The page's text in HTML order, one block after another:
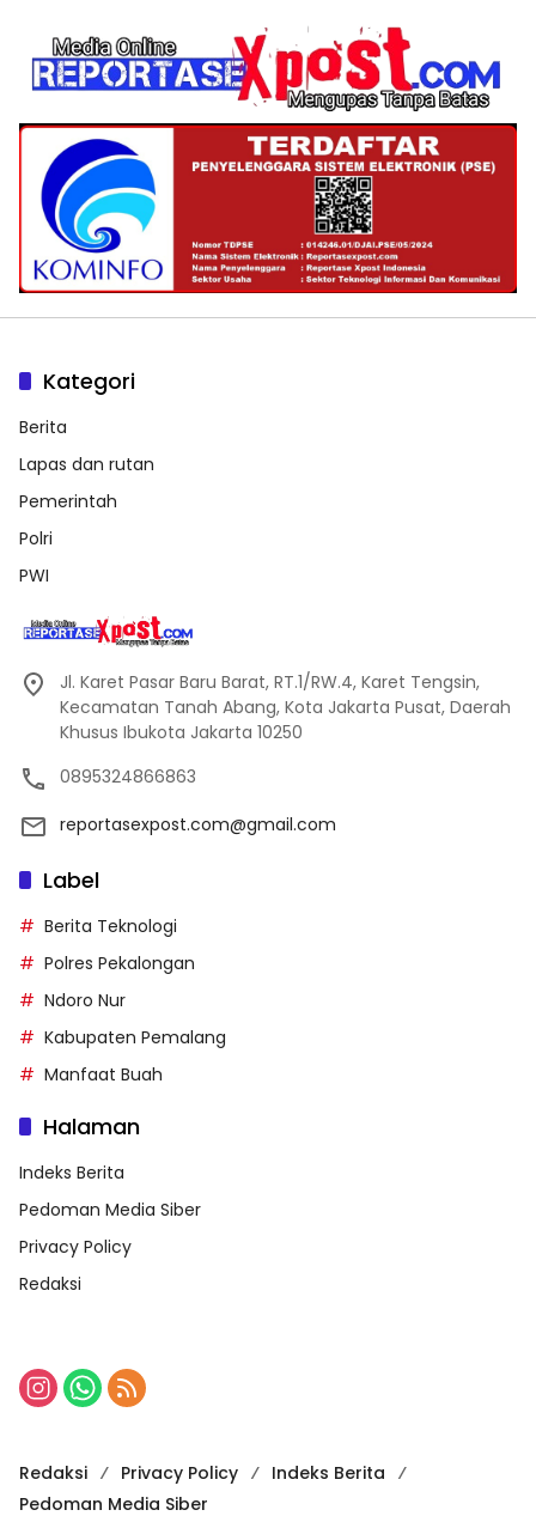
Kategori
Berita
Lapas dan rutan
Pemerintah
Polri
PWI
Jl. Karet Pasar Baru Barat, RT.1/RW.4, Karet Tengsin,
Kecamatan Tanah Abang, Kota Jakarta Pusat, Daerah
Khusus Ibukota Jakarta 10250
0895324866863
reportasexpost.com@gmail.com
Label
Berita Teknologi
Polres Pekalongan
Ndoro Nur
Kabupaten Pemalang
Manfaat Buah
Halaman
Indeks Berita
Pedoman Media Siber
Privacy Policy
Redaksi
Redaksi Privacy Policy
Indeks Berita
Pedoman Media Siber